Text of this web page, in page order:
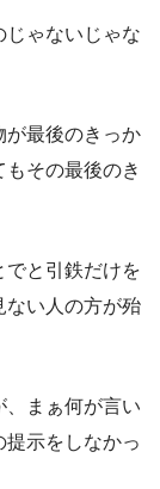
じゃないじゃな
が最後のきっか
その最後のき
でと引鉄だけを
ない人の方が殆
、まぁ何が言い
示をしなかっ